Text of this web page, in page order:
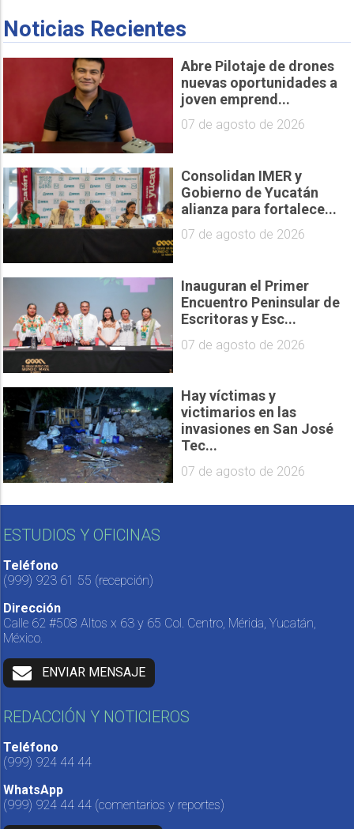
Noticias Recientes
Abre Pilotaje de drones
nuevas oportunidades a
joven emprend...
07 de agosto de 2026
Consolidan IMER y
Gobierno de Yucatán
alianza para fortalece...
07 de agosto de 2026
Inauguran el Primer
Encuentro Peninsular de
Escritoras y Esc...
07 de agosto de 2026
Hay víctimas y
victimarios en las
invasiones en San José
Tec...
07 de agosto de 2026
ESTUDIOS Y OFICINAS
Teléfono
(999) 923 61 55 (recepción)
Dirección
Calle 62 #508 Altos x 63 y 65 Col. Centro, Mérida, Yucatán,
México.
ENVIAR MENSAJE
REDACCIÓN Y NOTICIEROS
Teléfono
(999) 924 44 44
WhatsApp
(999) 924 44 44 (comentarios y reportes)